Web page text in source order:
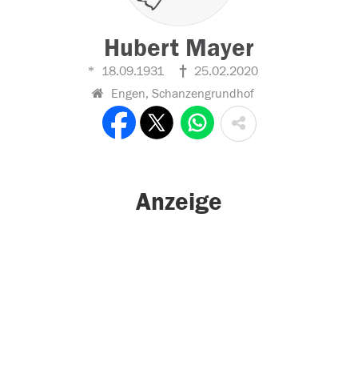
Hubert Mayer
18.09.1931
25.02.2020
Engen, Schanzengrundhof
Anzeige